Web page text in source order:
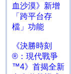
血沙漠》新增
「跨平台存
檔」功能
《決勝時刻
®：現代戰爭
™4》首揭全新